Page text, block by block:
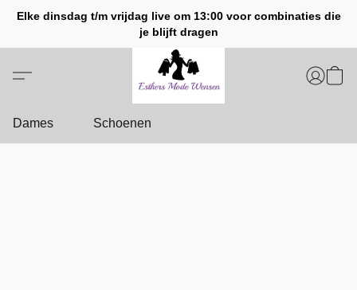
Elke dinsdag t/m vrijdag live om 13:00 voor combinaties die
je blijft dragen
Dames Schoenen